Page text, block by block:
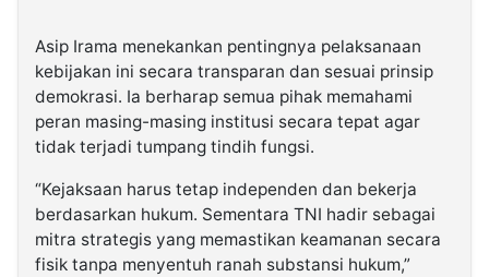
Asip Irama menekankan pentingnya pelaksanaan
kebijakan ini secara transparan dan sesuai prinsip
demokrasi. Ia berharap semua pihak memahami
peran masing-masing institusi secara tepat agar
tidak terjadi tumpang tindih fungsi.
“Kejaksaan harus tetap independen dan bekerja
berdasarkan hukum. Sementara TNI hadir sebagai
mitra strategis yang memastikan keamanan secara
fisik tanpa menyentuh ranah substansi hukum,”